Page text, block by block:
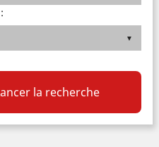
la recherche